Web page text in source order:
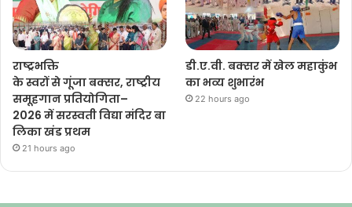
राष्ट्रभक्ति
के स्वरों से गूंजा बक्सर, राष्ट्रीय
समूहगान प्रतियोगिता–
2026 में सरस्वती विद्या मंदिर बा
लिका खंड प्रथम
21 hours ago
डी.ए.वी. बक्सर में खेल महाकुंभ
का भव्य शुभारंभ
22 hours ago